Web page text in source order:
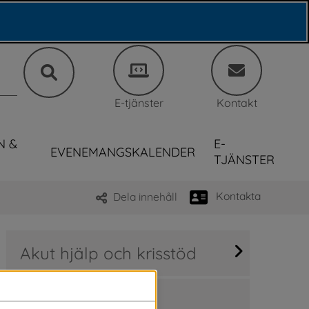
E-tjänster Kontakt
&
EVENEMANGSKALENDER
E-
TJÄNSTER
Dela innehåll Kontakta
Akut hjälp och krisstöd
Anhörigstöd